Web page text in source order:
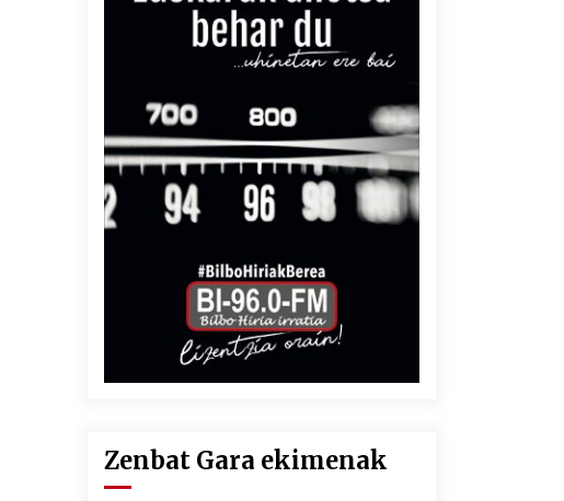
Zenbat Gara ekimenak